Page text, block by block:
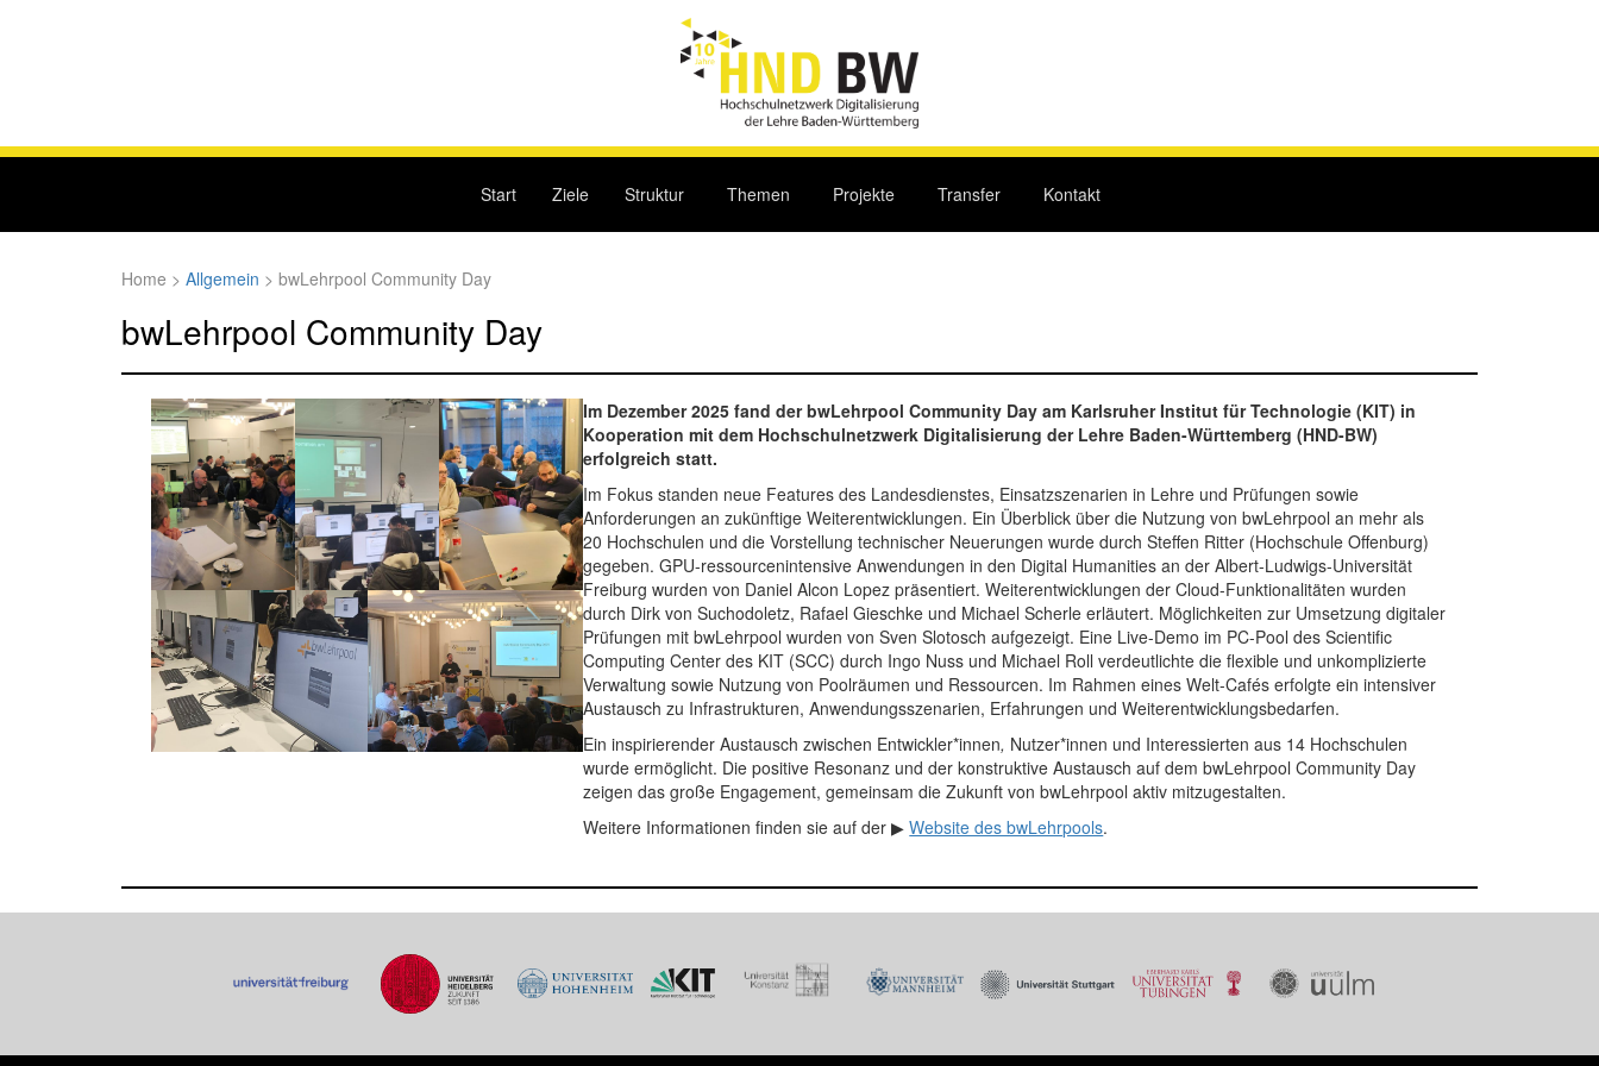
Start Ziele Struktur Themen Projekte Transfer Kontakt
Home > Allgemein > bwLehrpool Community Day
bwLehrpool Community Day
Im Dezember 2025 fand der bwLehrpool Community Day am Karlsruher Institut für Technologie (KIT) in
Kooperation mit dem Hochschulnetzwerk Digitalisierung der Lehre Baden-Württemberg (HND-BW)
erfolgreich statt.
Im Fokus standen neue Features des Landesdienstes, Einsatzszenarien in Lehre und Prüfungen sowie
Anforderungen an zukünftige Weiterentwicklungen. Ein Überblick über die Nutzung von bwLehrpool an mehr als
20 Hochschulen und die Vorstellung technischer Neuerungen wurde durch Steffen Ritter (Hochschule Offenburg)
gegeben. GPU-ressourcenintensive Anwendungen in den Digital Humanities an der Albert-Ludwigs-Universität
Freiburg wurden von Daniel Alcon Lopez präsentiert. Weiterentwicklungen der Cloud-Funktionalitäten wurden
durch Dirk von Suchodoletz, Rafael Gieschke und Michael Scherle erläutert. Möglichkeiten zur Umsetzung digitaler
Prüfungen mit bwLehrpool wurden von Sven Slotosch aufgezeigt. Eine Live-Demo im PC-Pool des Scientific
Computing Center des KIT (SCC) durch Ingo Nuss und Michael Roll verdeutlichte die flexible und unkomplizierte
Verwaltung sowie Nutzung von Poolräumen und Ressourcen. Im Rahmen eines Welt-Cafés erfolgte ein intensiver
Austausch zu Infrastrukturen, Anwendungsszenarien, Erfahrungen und Weiterentwicklungsbedarfen.
Ein inspirierender Austausch zwischen Entwickler*innen, Nutzer*innen und Interessierten aus 14 Hochschulen
wurde ermöglicht. Die positive Resonanz und der konstruktive Austausch auf dem bwLehrpool Community Day
zeigen das große Engagement, gemeinsam die Zukunft von bwLehrpool aktiv mitzugestalten.
Weitere Informationen finden sie auf der ▶Website des bwLehrpools.